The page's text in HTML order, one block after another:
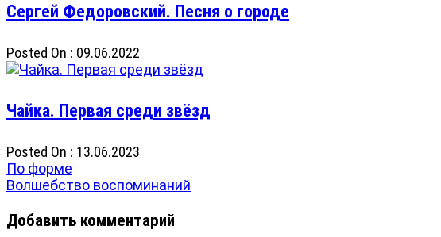
Сергей Федоровский. Песня о городе
Posted On : 09.06.2022
Чайка. Первая среди звёзд
Posted On : 13.06.2023
Навигация
по
записям
Previous
post:
По форме
Next
Волшебство воспоминаний
Добавить комментарий